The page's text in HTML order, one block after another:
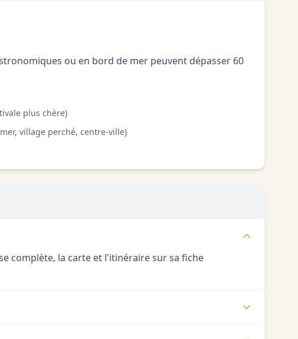
ou en bord de mer peuvent dépasser 60
plus chère)
village perché, centre-ville)
complète, la carte et l'itinéraire sur sa fiche